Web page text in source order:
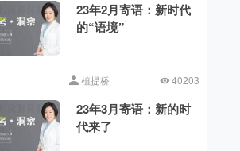
23年2月寄语：新时代
的“语境”
植提桥 40203
23年3月寄语：新的时
代来了